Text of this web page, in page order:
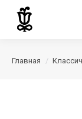
Главная